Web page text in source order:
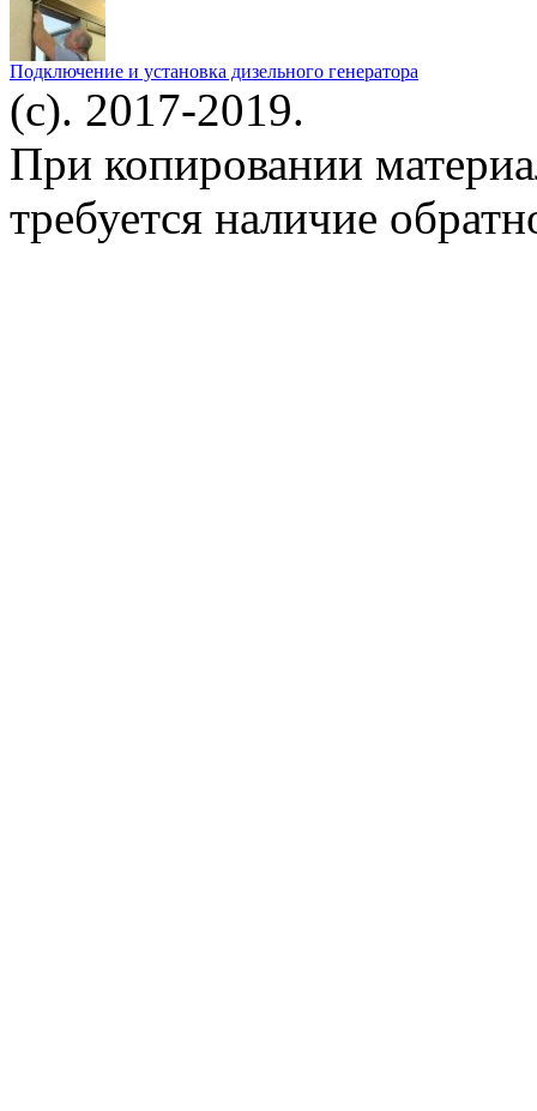
Подключение и установка дизельного генератора
(c). 2017-2019.
При копировании
требуется наличие